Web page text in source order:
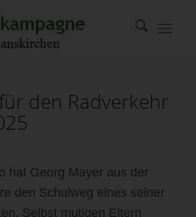
den Radverkehr
hat Georg Mayer aus der
den Schulweg eines seiner
Selbst mutigen Eltern